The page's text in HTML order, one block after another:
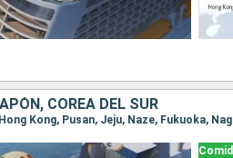
COREA DEL SUR
Kong, Pusan, Jeju, Naze, Fukuoka,